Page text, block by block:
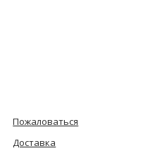
Пожаловаться
Доставка